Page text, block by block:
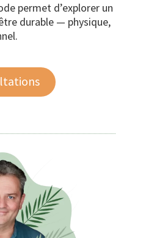
permet d’explorer un
durable — physique,